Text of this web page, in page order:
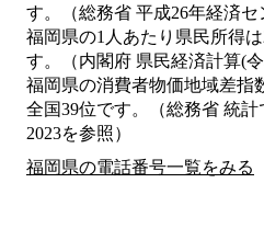
す。（総務省 平成26年経済セ
福岡県の1人あたり県民所得
す。（内閣府 県民経済計算(
福岡県の消費者物価地域差指
全国39位です。（総務省 統
2023を参照）
福岡県の電話番号一覧をみる